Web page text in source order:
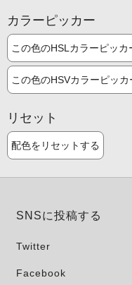
カラーピッカー
この色のHSLカラーピッカ
この色のHSVカラーピッカ
リセット
配色をリセットする
SNSに投稿する
Twitter
Facebook